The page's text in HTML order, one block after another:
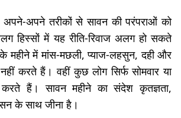
अपने-अपने तरीकों से सावन की परंपराओं को
हिस्सों में यह रीति-रिवाज अलग हो सकते
महीने में मांस-मछली, प्याज-लहसुन, दही और
करते हैं। वहीं कुछ लोग सिर्फ सोमवार या
हैं। सावन महीने का संदेश कृतज्ञता,
के साथ जीना है।